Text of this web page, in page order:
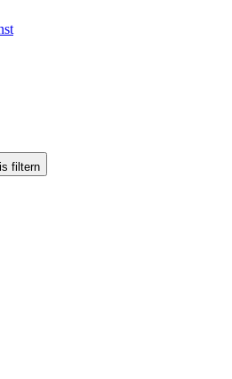
filtern